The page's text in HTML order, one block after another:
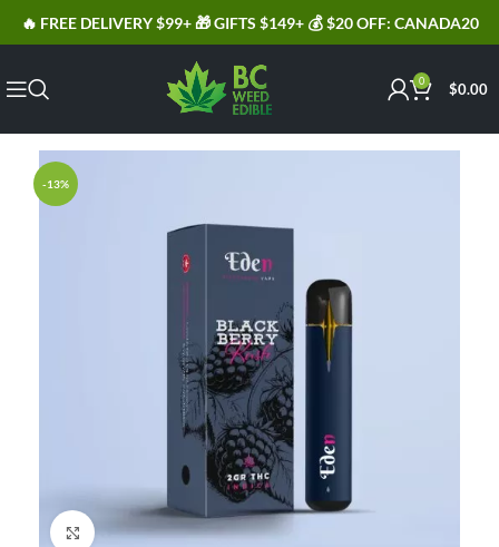
🔥 FREE DELIVERY $99+ 🎁 GIFTS $149+ 💰 $20 OFF: CANADA20
0 $0.00
-13%
Click to enlarge